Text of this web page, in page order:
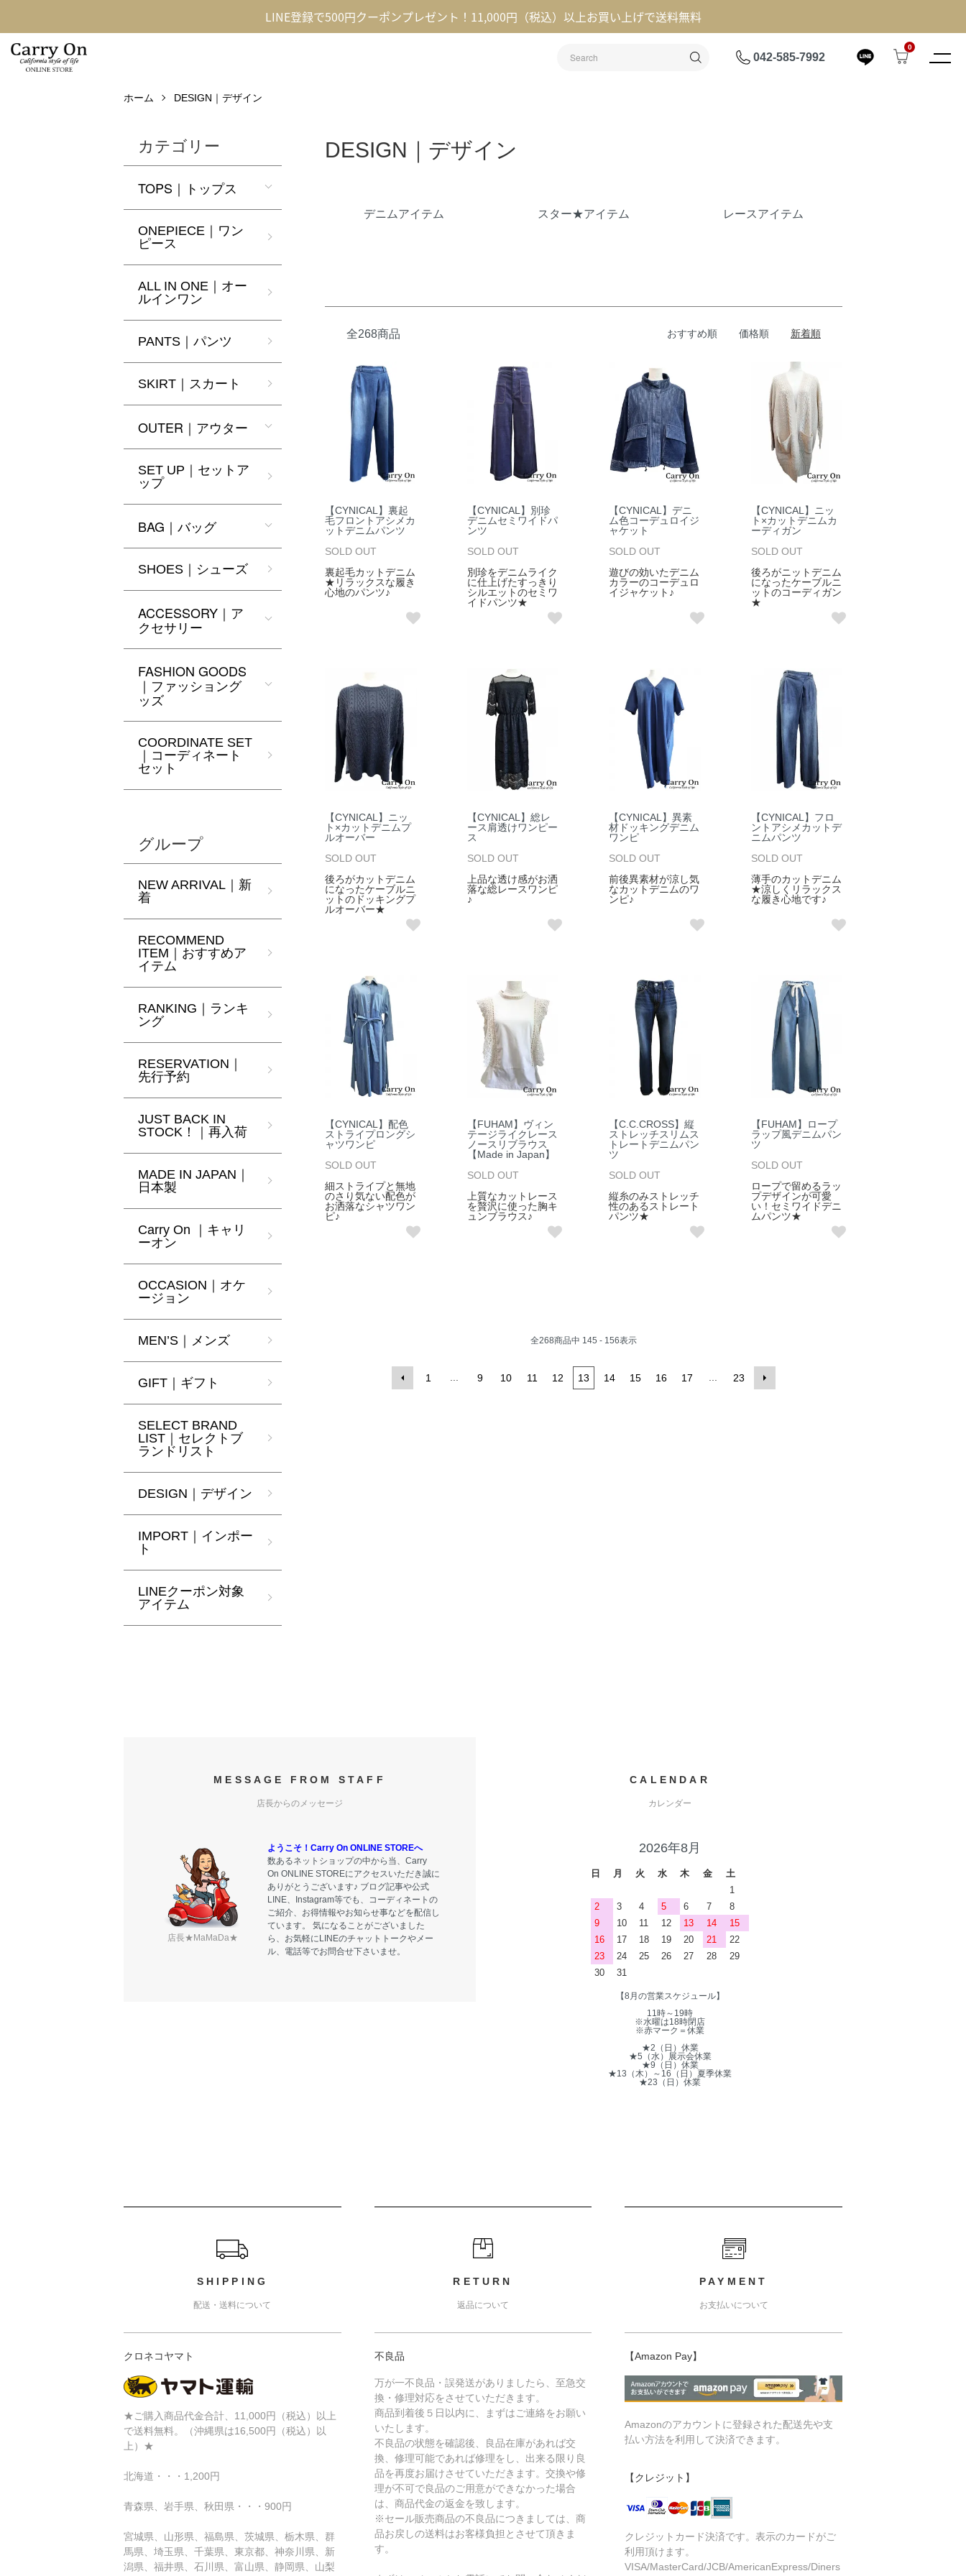
LINE登録で500円クーポンプレゼント！11,000円（税込）以上お買い上げで送料無料
042-585-7992
0
ホーム DESIGN｜デザイン
DESIGN｜デザイン
デニムアイテム スター★アイテム レースアイテム
全268商品 おすすめ順 価格順 新着順
【CYNICAL】裏起
毛フロントアシメカ
ットデニムパンツ
SOLD OUT
裏起毛カットデニム
★リラックスな履き
心地のパンツ♪
【CYNICAL】別珍
デニムセミワイドパ
ンツ
SOLD OUT
別珍をデニムライク
に仕上げたすっきり
シルエットのセミワ
イドパンツ★
【CYNICAL】デニ
ム色コーデュロイジ
ャケット
SOLD OUT
遊びの効いたデニム
カラーのコーデュロ
イジャケット♪
【CYNICAL】ニッ
ト×カットデニムカ
ーディガン
SOLD OUT
後ろがニットデニム
になったケーブルニ
ットのコーディガン
★
【CYNICAL】ニッ
ト×カットデニムプ
ルオーバー
SOLD OUT
後ろがカットデニム
になったケーブルニ
ットのドッキングプ
ルオーバー★
【CYNICAL】総レ
ース肩透けワンピー
ス
SOLD OUT
上品な透け感がお洒
落な総レースワンピ
♪
【CYNICAL】異素
材ドッキングデニム
ワンピ
SOLD OUT
前後異素材が涼し気
なカットデニムのワ
ンピ♪
【CYNICAL】フロ
ントアシメカットデ
ニムパンツ
SOLD OUT
薄手のカットデニム
★涼しくリラックス
な履き心地です♪
【CYNICAL】配色
ストライプロングシ
ャツワンピ
SOLD OUT
細ストライプと無地
のさり気ない配色が
お洒落なシャツワン
ピ♪
【FUHAM】ヴィン
テージライクレース
ノースリブラウス
【Made in Japan】
SOLD OUT
上質なカットレース
を贅沢に使った胸キ
ュンブラウス♪
【C.C.CROSS】縦
ストレッチスリムス
トレートデニムパン
ツ
SOLD OUT
縦糸のみストレッチ
性のあるストレート
パンツ★
【FUHAM】ロープ
ラップ風デニムパン
ツ
SOLD OUT
ロープで留めるラッ
プデザインが可愛
い！セミワイドデニ
ムパンツ★
全268商品中 145 - 156表示
1 9 10 11 12 13 14 15 16 17 23
カテゴリー
TOPS｜トップス
ONEPIECE｜ワン
ピース
ALL IN ONE｜オー
ルインワン
PANTS｜パンツ
SKIRT｜スカート
OUTER｜アウター
SET UP｜セットア
ップ
BAG｜バッグ
SHOES｜シューズ
ACCESSORY｜ア
クセサリー
FASHION GOODS
｜ファッショング
ッズ
COORDINATE SET
｜コーディネート
セット
グループ
NEW ARRIVAL｜新
着
RECOMMEND
ITEM｜おすすめア
イテム
RANKING｜ランキ
ング
RESERVATION｜
先行予約
JUST BACK IN
STOCK！｜再入荷
MADE IN JAPAN｜
日本製
Carry On ｜キャリ
ーオン
OCCASION｜オケ
ージョン
MEN’S｜メンズ
GIFT｜ギフト
SELECT BRAND
LIST｜セレクトブ
ランドリスト
DESIGN｜デザイン
IMPORT｜インポー
ト
LINEクーポン対象
アイテム
MESSAGE FROM STAFF
店長からのメッセージ
店長★MaMaDa★
ようこそ！Carry On ONLINE STOREへ
数あるネットショップの中から当、Carry
On ONLINE STOREにアクセスいただき誠に
ありがとうございます♪ ブログ記事や公式
LINE、Instagram等でも、コーディネートの
ご紹介、お得情報やお知らせ事などを配信し
ています。 気になることがございました
ら、お気軽にLINEのチャットトークやメー
ル、電話等でお問合せ下さいませ。
CALENDAR
カレンダー
2026年8月
日 月 火 水 木 金
土
1
2
3 4 5 6 7
8
9
10 11 12 13 14
15
16
17 18 19 20 21
22
23
24 25 26 27 28
29
30
31
【8月の営業スケジュール】
11時～19時
※水曜は18時閉店
※赤マーク＝休業
★2（日）休業
★5（水）展示会休業
★9（日）休業
★13（木）～16（日）夏季休業
★23（日）休業
ショッピングガイド
SHIPPING
配送・送料について
クロネコヤマト
★ご購入商品代金合計、11,000円（税込）以上
で送料無料。（沖縄県は16,500円（税込）以
上）★
北海道・・・1,200円
青森県、岩手県、秋田県・・・900円
宮城県、山形県、福島県、茨城県、栃木県、群
馬県、埼玉県、千葉県、東京都、神奈川県、新
潟県、福井県、石川県、富山県、静岡県、山梨
RETURN
返品について
不良品
万が一不良品・誤発送がありましたら、至急交
換・修理対応をさせていただきます。
商品到着後５日以内に、まずはご連絡をお願い
いたします。
不良品の状態を確認後、良品在庫があれば交
換、修理可能であれば修理をし、出来る限り良
品を再度お届けさせていただきます。交換や修
理が不可で良品のご用意ができなかった場合
は、商品代金の返金を致します。
※セール販売商品の不良品につきましては、商
品お戻しの送料はお客様負担とさせて頂きま
す。
PAYMENT
お支払いについて
【Amazon Pay】
Amazonのアカウントに登録された配送先や支
払い方法を利用して決済できます。
【クレジット】
クレジットカード決済です。表示のカードがご
利用頂けます。
VISA/MasterCard/JCB/AmericanExpress/Diners